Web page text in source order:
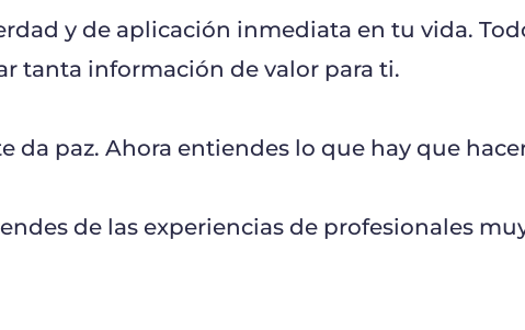
y de aplicación inmediata en tu vida.
tanta información de valor para ti.
da paz. Ahora entiendes lo que hay que
de las experiencias de profesionales